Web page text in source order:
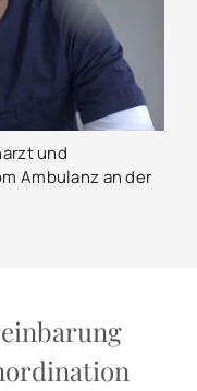
und
Ambulanz an der